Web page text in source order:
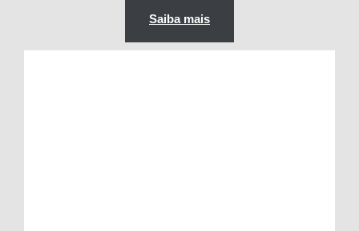
Saiba mais